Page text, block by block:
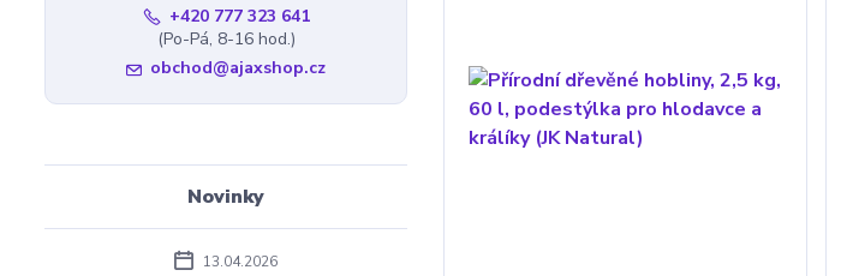
+420 777 323 641
(Po-Pá, 8-16 hod.)
obchod@ajaxshop.cz
Novinky
13.04.2026